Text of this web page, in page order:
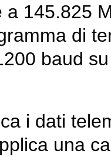
a 145.825
di
baud
i dati
una